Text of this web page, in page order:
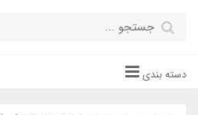
دسته بندی